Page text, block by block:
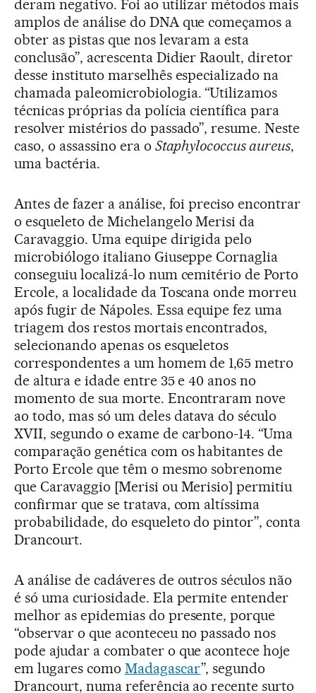
deram negativo. Foi ao utilizar métodos mais
amplos de análise do DNA que começamos a
obter as pistas que nos levaram a esta
conclusão”, acrescenta Didier Raoult, diretor
desse instituto marselhês especializado na
chamada paleomicrobiologia. “Utilizamos
técnicas próprias da polícia científica para
resolver mistérios do passado”, resume. Neste
caso, o assassino era o Staphylococcus aureus,
uma bactéria.
Antes de fazer a análise, foi preciso encontrar
o esqueleto de Michelangelo Merisi da
Caravaggio. Uma equipe dirigida pelo
microbiólogo italiano Giuseppe Cornaglia
conseguiu localizá-lo num cemitério de Porto
Ercole, a localidade da Toscana onde morreu
após fugir de Nápoles. Essa equipe fez uma
triagem dos restos mortais encontrados,
selecionando apenas os esqueletos
correspondentes a um homem de 1,65 metro
de altura e idade entre 35 e 40 anos no
momento de sua morte. Encontraram nove
ao todo, mas só um deles datava do século
XVII, segundo o exame de carbono-14. “Uma
comparação genética com os habitantes de
Porto Ercole que têm o mesmo sobrenome
que Caravaggio [Merisi ou Merisio] permitiu
confirmar que se tratava, com altíssima
probabilidade, do esqueleto do pintor”, conta
Drancourt.
A análise de cadáveres de outros séculos não
é só uma curiosidade. Ela permite entender
melhor as epidemias do presente, porque
“observar o que aconteceu no passado nos
pode ajudar a combater o que acontece hoje
em lugares como Madagascar”, segundo
Drancourt, numa referência ao recente surto